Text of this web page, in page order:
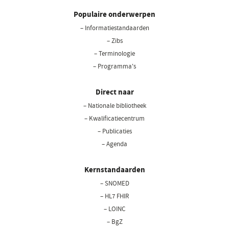
Populaire onderwerpen
– Informatiestandaarden
– Zibs
– Terminologie
– Programma's
Direct naar
– Nationale bibliotheek(opent
– Kwalificatiecentrum
– Publicaties
– Agenda
Kernstandaarden
– SNOMED
– HL7 FHIR
– LOINC
– BgZ